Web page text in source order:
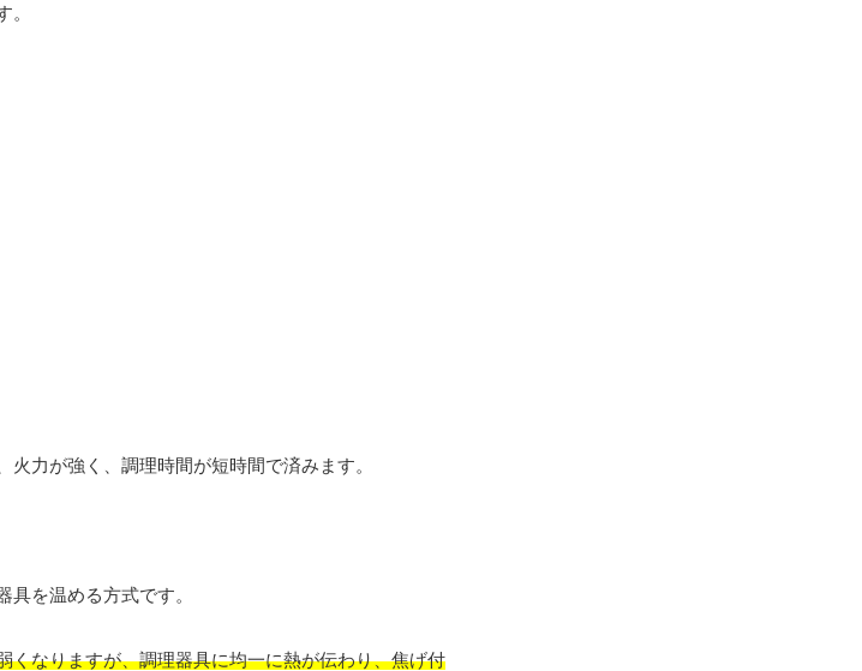
力が強く、調理時間が短時間で済みます。
を温める方式です。
なりますが、調理器具に均一に熱が伝わり、焦げ付